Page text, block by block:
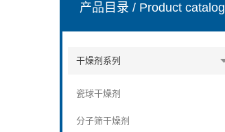
产品目录 / Product catalog
干燥剂系列
瓷球干燥剂
分子筛干燥剂